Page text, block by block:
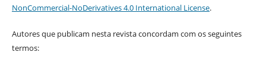
NonCommercial-NoDerivatives 4.0 International License.
Autores que publicam nesta revista concordam com os seguintes
termos: